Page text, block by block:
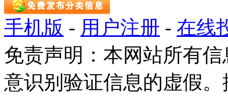
手机版 - 用户注册 - 在线
免责声明：本网站所有
意识别验证信息的虚假